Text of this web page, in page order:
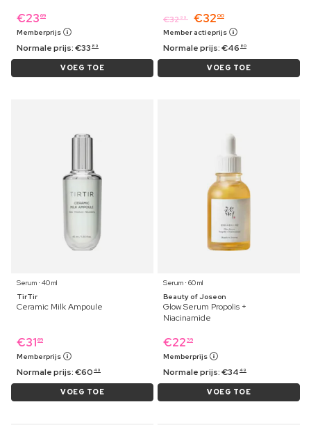
€23 69
Memberprijs
Normale prijs:€33 89
VOEG TOE
€32 99 €32 00
Member actieprijs
Normale prijs:€46 80
VOEG TOE
Serum ⋅ 40 ml
TirTir
Ceramic Milk Ampoule
€31 69
Memberprijs
Normale prijs:€60 49
VOEG TOE
Serum ⋅ 60 ml
Beauty of Joseon
Glow Serum Propolis +
Niacinamide
€22 39
Memberprijs
Normale prijs:€34 49
VOEG TOE